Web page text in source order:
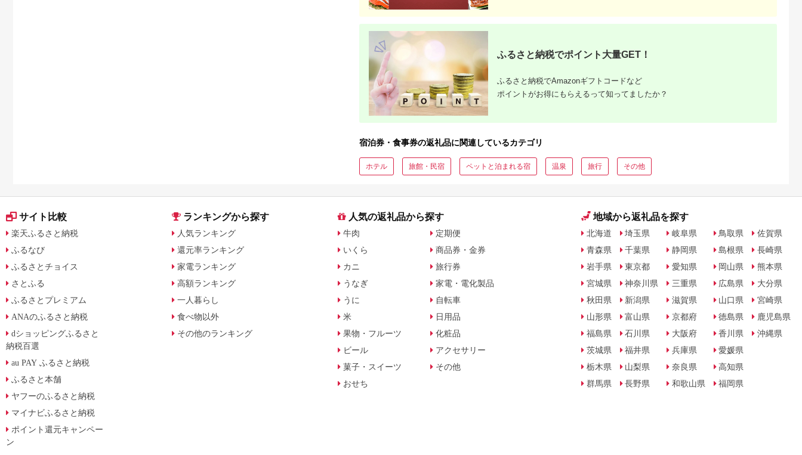
ふるさと納税でポイント大量GET！
ふるさと納税でAmazonギフトコードなど
ポイントがお得にもらえるって知ってましたか？
宿泊券・食事券の返礼品に関連しているカテゴリ
ホテル 旅館・民宿 ペットと泊まれる宿 温泉 旅行 その他
サイト比較
楽天ふるさと納税
ふるなび
ふるさとチョイス
さとふる
ふるさとプレミアム
ANAのふるさと納税
dショッピングふるさと
納税百選
au PAY ふるさと納税
ふるさと本舗
ヤフーのふるさと納税
マイナビふるさと納税
ポイント還元キャンペー
ン
ランキングから探す
人気ランキング
還元率ランキング
家電ランキング
高額ランキング
一人暮らし
食べ物以外
その他のランキング
人気の返礼品から探す
牛肉
いくら
カニ
うなぎ
うに
米
果物・フルーツ
ビール
菓子・スイーツ
おせち
定期便
商品券・金券
旅行券
家電・電化製品
自転車
日用品
化粧品
アクセサリー
その他
地域から返礼品を探す
北海道
青森県
岩手県
宮城県
秋田県
山形県
福島県
茨城県
栃木県
群馬県
埼玉県
千葉県
東京都
神奈川県
新潟県
富山県
石川県
福井県
山梨県
長野県
岐阜県
静岡県
愛知県
三重県
滋賀県
京都府
大阪府
兵庫県
奈良県
和歌山県
鳥取県
島根県
岡山県
広島県
山口県
徳島県
香川県
愛媛県
高知県
福岡県
佐賀県
長崎県
熊本県
大分県
宮崎県
鹿児島県
沖縄県